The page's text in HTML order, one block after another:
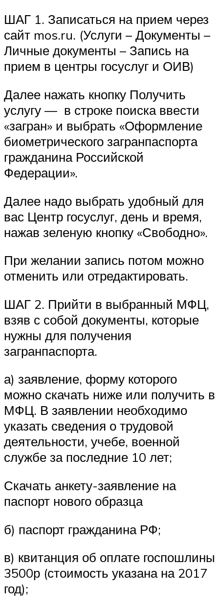
ШАГ 1. Записаться на прием через
сайт mos.ru. (Услуги – Документы –
Личные документы – Запись на
прием в центры госуслуг и ОИВ)
Далее нажать кнопку Получить
услугу — в строке поиска ввести
«загран» и выбрать «Оформление
биометрического загранпаспорта
гражданина Российской
Федерации».
Далее надо выбрать удобный для
вас Центр госуслуг, день и время,
нажав зеленую кнопку «Свободно».
При желании запись потом можно
отменить или отредактировать.
ШАГ 2. Прийти в выбранный МФЦ,
взяв с собой документы, которые
нужны для получения
загранпаспорта.
а) заявление, форму которого
можно скачать ниже или получить в
МФЦ. В заявлении необходимо
указать сведения о трудовой
деятельности, учебе, военной
службе за последние 10 лет;
Скачать анкету-заявление на
паспорт нового образца
б) паспорт гражданина РФ;
в) квитанция об оплате госпошлины
3500р (стоимость указана на 2017
год);